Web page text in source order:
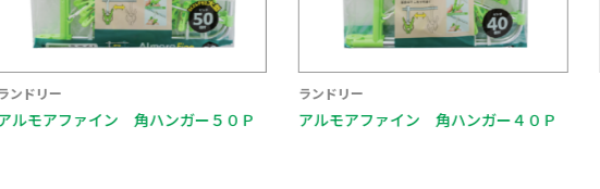
ンドリー
ルモアファイン 角ハンガー５０Ｐ
ランドリー
アルモアファイン 角ハンガー４０Ｐ